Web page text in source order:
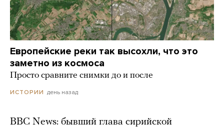
Европейские реки так высохли, что это
заметно из космоса
Просто сравните снимки до и после
ИСТОРИИ день назад
BBC News: бывший глава сирийской